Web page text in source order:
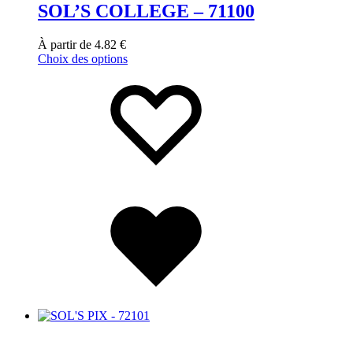
SOL’S COLLEGE – 71100
À partir de 4.82 €
Choix des options